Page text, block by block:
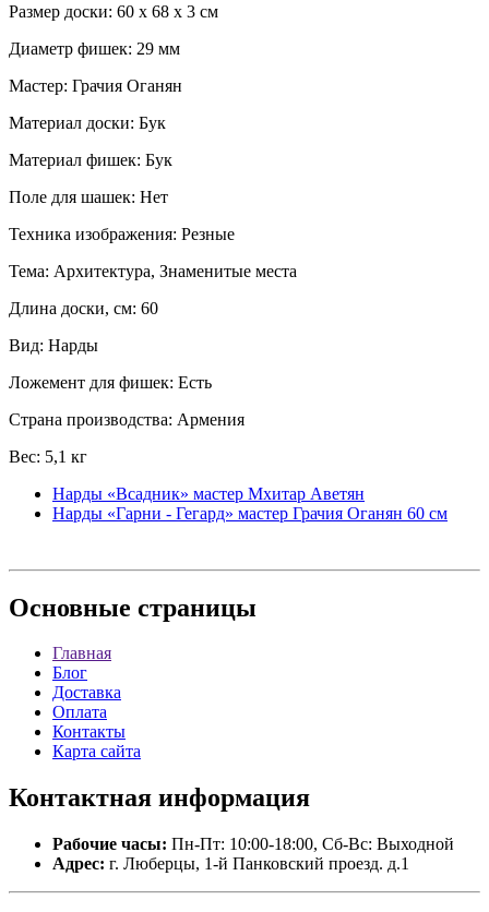
Размер доски: 60 x 68 x 3 см
Диаметр фишек: 29 мм
Мастер: Грачия Оганян
Материал доски: Бук
Материал фишек: Бук
Поле для шашек: Нет
Техника изображения: Резные
Тема: Архитектура, Знаменитые места
Длина доски, см: 60
Вид: Нарды
Ложемент для фишек: Есть
Страна производства: Армения
Вес: 5,1 кг
Нарды «Всадник» мастер Мхитар Аветян
Нарды «Гарни - Гегард» мастер Грачия Оганян 60 см
Основные страницы
Главная
Блог
Доставка
Оплата
Контакты
Карта сайта
Контактная информация
Рабочие часы: Пн-Пт: 10:00-18:00, Сб-Вс: Выходной
Адрес: г. Люберцы, 1-й Панковский проезд. д.1